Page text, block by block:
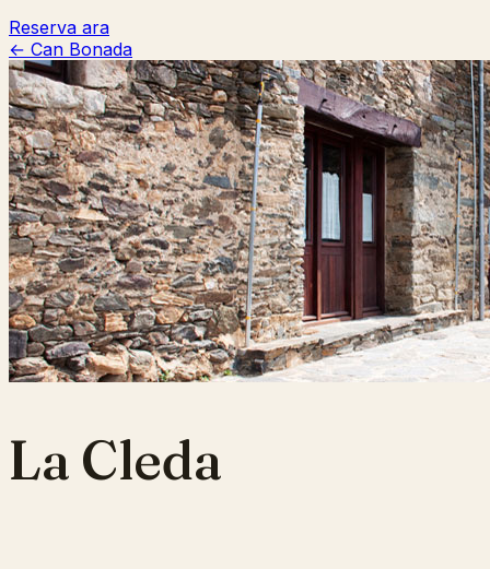
Reserva ara
← Can Bonada
La Cleda